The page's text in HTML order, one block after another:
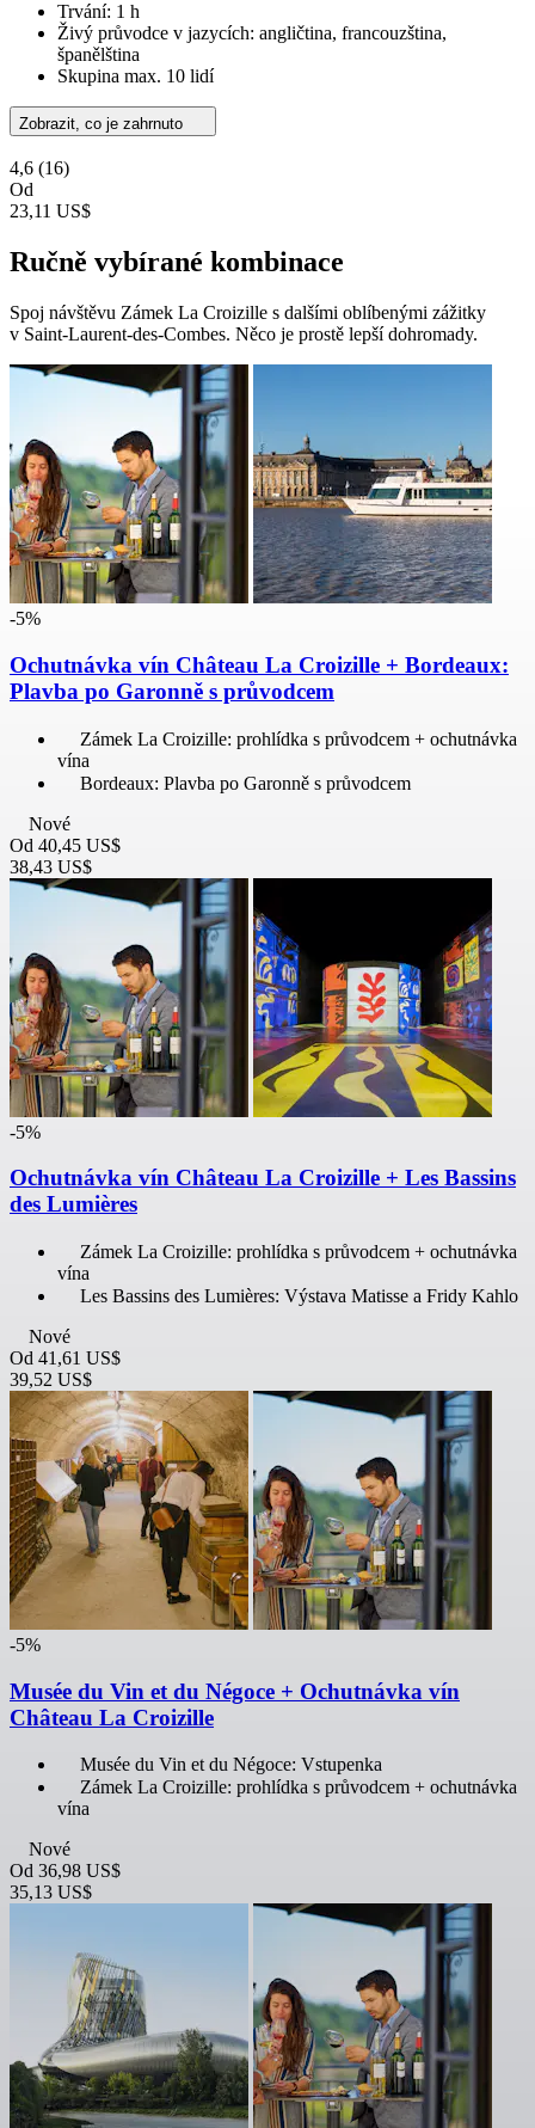
Trvání: 1 h
Živý průvodce v jazycích: angličtina, francouzština,
španělština
Skupina max. 10 lidí
Zobrazit, co je zahrnuto
4,6 (16)
Od
23,11 US$
Ručně vybírané kombinace
Spoj návštěvu Zámek La Croizille s dalšími oblíbenými zážitky
v Saint-Laurent-des-Combes. Něco je prostě lepší dohromady.
-5%
Ochutnávka vín Château La Croizille + Bordeaux:
Plavba po Garonně s průvodcem
Zámek La Croizille: prohlídka s průvodcem + ochutnávka
vína
Bordeaux: Plavba po Garonně s průvodcem
Nové
Od 40,45 US$
38,43 US$
-5%
Ochutnávka vín Château La Croizille + Les Bassins
des Lumières
Zámek La Croizille: prohlídka s průvodcem + ochutnávka
vína
Les Bassins des Lumières: Výstava Matisse a Fridy Kahlo
Nové
Od 41,61 US$
39,52 US$
-5%
Musée du Vin et du Négoce + Ochutnávka vín
Château La Croizille
Musée du Vin et du Négoce: Vstupenka
Zámek La Croizille: prohlídka s průvodcem + ochutnávka
vína
Nové
Od 36,98 US$
35,13 US$